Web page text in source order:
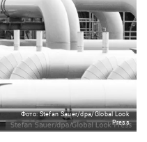
Фото: Stefan Sauer/dpa/Global Look
Press